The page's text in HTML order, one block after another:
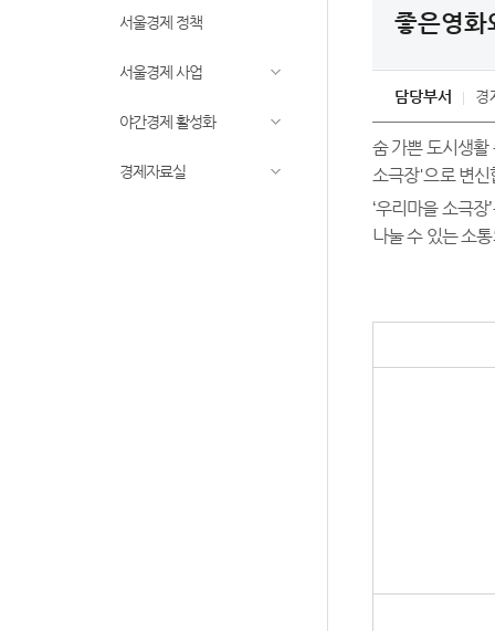
서울경제 정책
서울경제 사업
야간경제 활성화
경제자료실
좋은영화
담당부서 경
숨 가쁜 도시생활
소극장'으로 변신
‘우리마을 소극
나눌 수 있는 소